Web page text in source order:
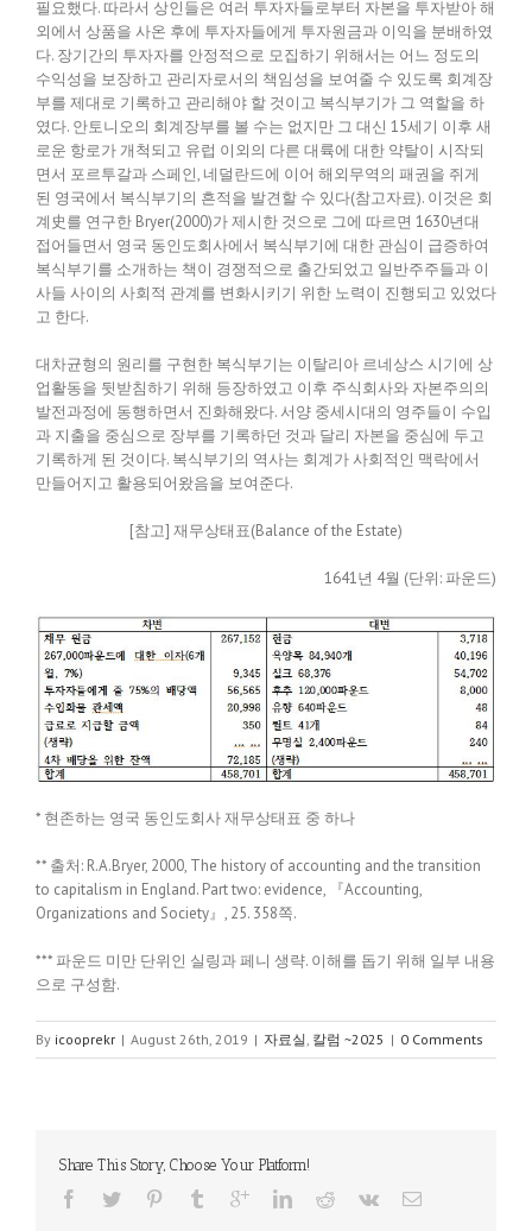
필요했다. 따라서 상인들은 여러 투자자들로부터 자본을 투자받아 해
외에서 상품을 사온 후에 투자자들에게 투자원금과 이익을 분배하였
다. 장기간의 투자자를 안정적으로 모집하기 위해서는 어느 정도의
수익성을 보장하고 관리자로서의 책임성을 보여줄 수 있도록 회계장
부를 제대로 기록하고 관리해야 할 것이고 복식부기가 그 역할을 하
였다. 안토니오의 회계장부를 볼 수는 없지만 그 대신 15세기 이후 새
로운 항로가 개척되고 유럽 이외의 다른 대륙에 대한 약탈이 시작되
면서 포르투갈과 스페인, 네덜란드에 이어 해외무역의 패권을 쥐게
된 영국에서 복식부기의 흔적을 발견할 수 있다(참고자료). 이것은 회
계史를 연구한 Bryer(2000)가 제시한 것으로 그에 따르면 1630년대
접어들면서 영국 동인도회사에서 복식부기에 대한 관심이 급증하여
복식부기를 소개하는 책이 경쟁적으로 출간되었고 일반주주들과 이
사들 사이의 사회적 관계를 변화시키기 위한 노력이 진행되고 있었다
고 한다.
대차균형의 원리를 구현한 복식부기는 이탈리아 르네상스 시기에 상
업활동을 뒷받침하기 위해 등장하였고 이후 주식회사와 자본주의의
발전과정에 동행하면서 진화해왔다. 서양 중세시대의 영주들이 수입
과 지출을 중심으로 장부를 기록하던 것과 달리 자본을 중심에 두고
기록하게 된 것이다. 복식부기의 역사는 회계가 사회적인 맥락에서
만들어지고 활용되어왔음을 보여준다.
[참고] 재무상태표(Balance of the Estate)
1641년 4월 (단위: 파운드)
* 현존하는 영국 동인도회사 재무상태표 중 하나
** 출처: R.A.Bryer, 2000, The history of accounting and the transition
to capitalism in England. Part two: evidence, 『Accounting,
Organizations and Society』, 25. 358쪽.
*** 파운드 미만 단위인 실링과 페니 생략. 이해를 돕기 위해 일부 내용
으로 구성함.
By icooprekr | August 26th, 2019 | 자료실 칼럼 ~2025 | 0 Comments
Share This Story, Choose Your Platform!